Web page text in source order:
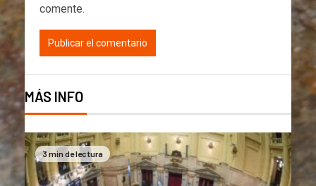
comente.
MÁS INFO
3 min de lectura